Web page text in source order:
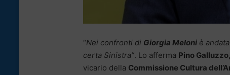
“Nei confronti di Giorgia Meloni è
certa Sinistra”. Lo afferma Pino Galluzzo,
vicario della Commissione Cultura